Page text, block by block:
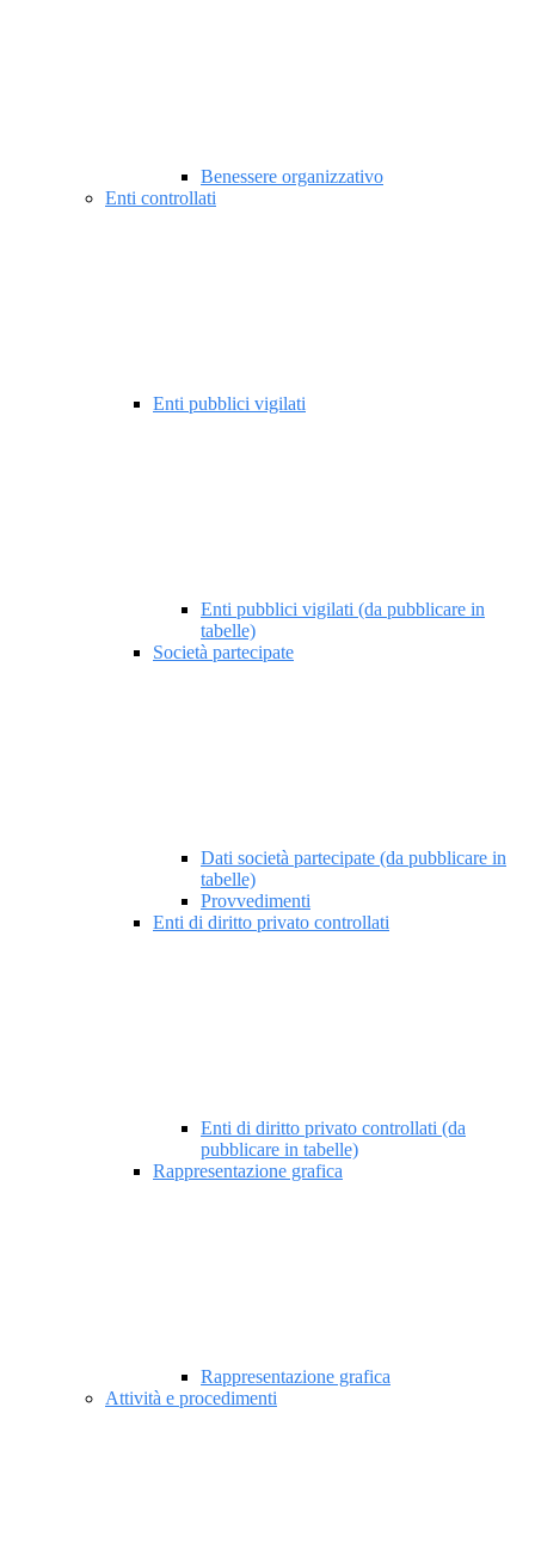
Benessere organizzativo
Enti controllati
Enti pubblici vigilati
Enti pubblici vigilati (da pubblicare in
tabelle)
Società partecipate
Dati società partecipate (da pubblicare in
tabelle)
Provvedimenti
Enti di diritto privato controllati
Enti di diritto privato controllati (da
pubblicare in tabelle)
Rappresentazione grafica
Rappresentazione grafica
Attività e procedimenti